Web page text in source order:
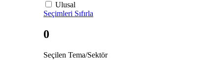
Ulusal
Seçimleri Sıfırla
0
Seçilen Tema/Sektör